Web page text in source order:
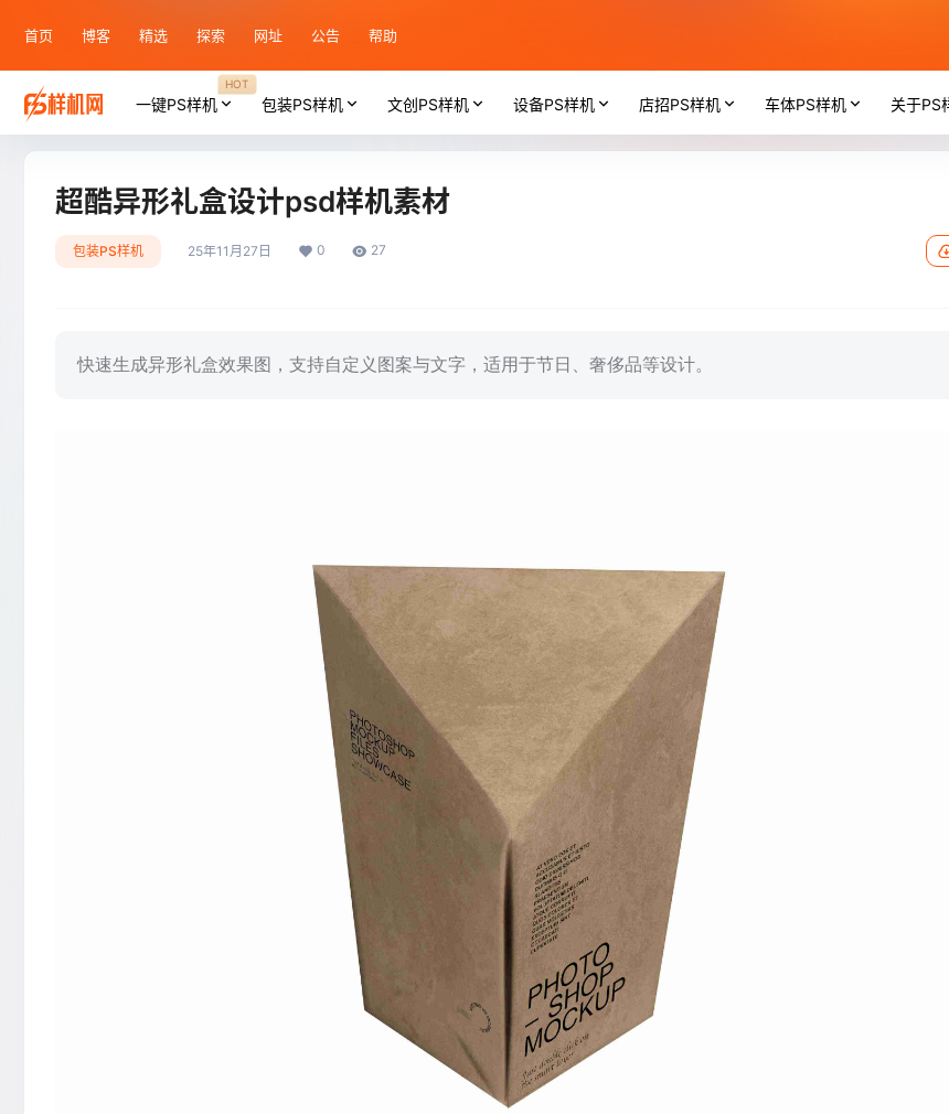
首页 博客 精选 探索 网址 公告 帮助
一键PS样机
HOT
包装PS样机 文创PS样机 设备PS样机 店招PS样机 车体PS样机 关于PS
超酷异形礼盒设计psd样机素材
包装PS样机 25年11月27日 0 27
快速生成异形礼盒效果图，支持自定义图案与文字，适用于节日、奢侈品等设计。